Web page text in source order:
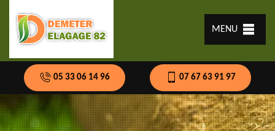
MENU
05 33 06 14 96 07 67 63 91 97